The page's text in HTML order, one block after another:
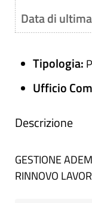
Data di
Tipologia:
Ufficio
Descrizione
GESTIONE
RINNOVO